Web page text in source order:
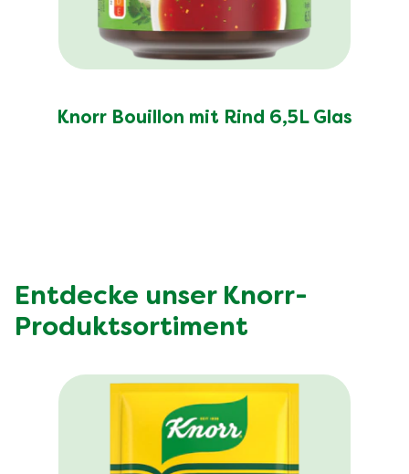
Knorr Bouillon mit Rind 6,5L Glas
Entdecke unser Knorr-
Produktsortiment